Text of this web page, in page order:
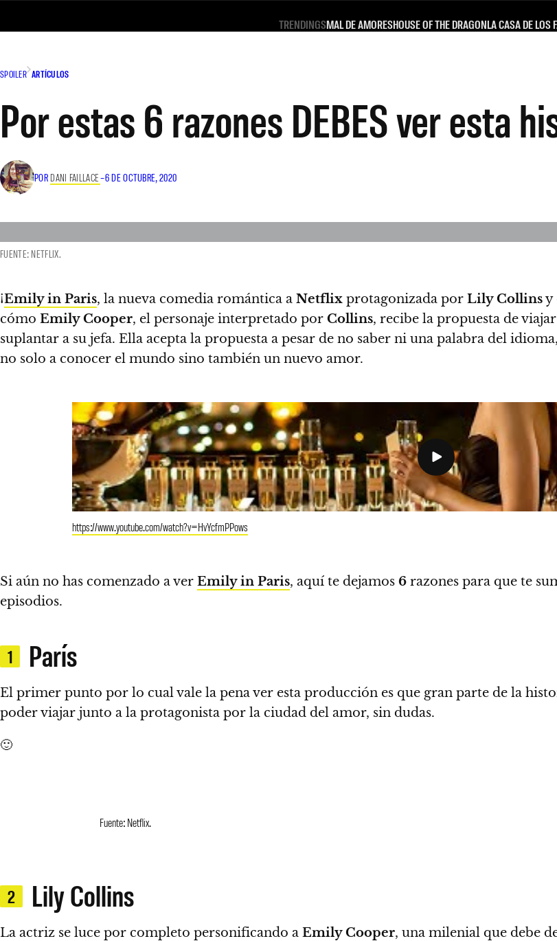
TRENDINGSMAL DE AMORESHOUSE OF THE DRAGONLA CASA DE LOS
SPOILER ARTÍCULOS
Por estas 6 razones DEBES ver esta
POR DANI FAILLACE–6 DE OCTUBRE, 2020
FUENTE: NETFLIX.
¡Emily in Paris, la nueva comedia romántica a Netflix protagonizada por Lily Collinsy
cómo Emily Cooper, el personaje interpretado por Collins, recibe la propuesta de
suplantar a su jefa. Ella acepta la propuesta a pesar de no saber ni una palabra del
no solo a conocer el mundo sino también un nuevo amor.
https://www.youtube.com/watch?v=HvYcfmPPows
Si aún no has comenzado a ver Emily in Paris, aquí te dejamos 6 razones para que te
episodios.
1 París
El primer punto por lo cual vale la pena ver esta producción es que gran parte de la
poder viajar junto a la protagonista por la ciudad del amor, sin dudas.
🙂
Fuente: Netflix.
2 Lily Collins
La actriz se luce por completo personificando a Emily Cooper, una milenial que debe